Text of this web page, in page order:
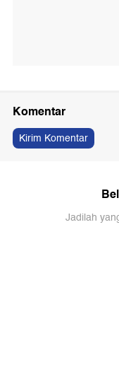
Komentar
Kirim Komentar
Jadilah